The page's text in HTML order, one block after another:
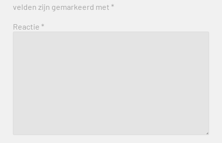
velden zijn gemarkeerd met *
Reactie *